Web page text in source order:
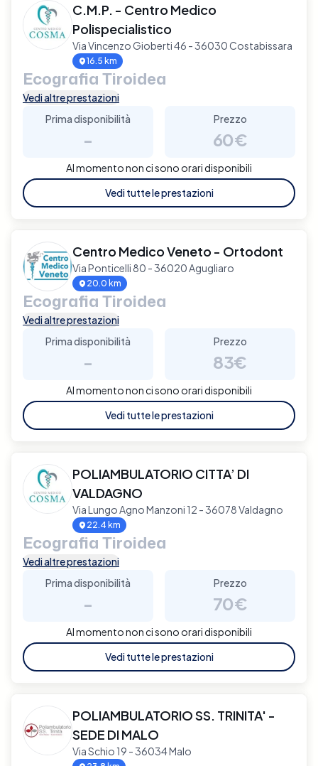
C.M.P. - Centro Medico
Polispecialistico
Via Vincenzo Gioberti 46 - 36030 Costabissara
16.5 km
Ecografia Tiroidea
Vedi altre prestazioni
Prima disponibilità
-
Prezzo
60€
Al momento non ci sono orari disponibili
Vedi tutte le prestazioni
Centro Medico Veneto - Ortodont
Via Ponticelli 80 - 36020 Agugliaro
20.0 km
Ecografia Tiroidea
Vedi altre prestazioni
Prima disponibilità
-
Prezzo
83€
Al momento non ci sono orari disponibili
Vedi tutte le prestazioni
POLIAMBULATORIO CITTA’ DI
VALDAGNO
Via Lungo Agno Manzoni 12 - 36078 Valdagno
22.4 km
Ecografia Tiroidea
Vedi altre prestazioni
Prima disponibilità
-
Prezzo
70€
Al momento non ci sono orari disponibili
Vedi tutte le prestazioni
POLIAMBULATORIO SS. TRINITA' -
SEDE DI MALO
Via Schio 19 - 36034 Malo